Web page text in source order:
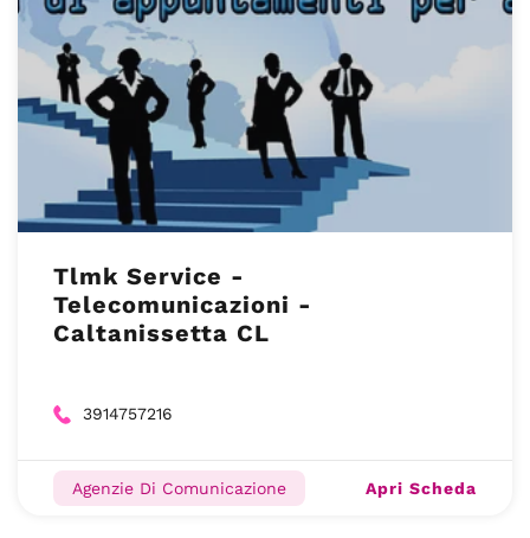
Tlmk Service -
Telecomunicazioni -
Caltanissetta CL
3914757216
Agenzie Di Comunicazione Apri Scheda